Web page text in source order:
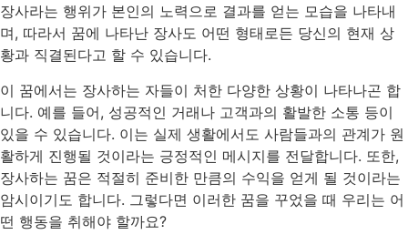
장사라는 행위가 본인의 노력으로 결과를 얻는 모습을 나타내
며, 따라서 꿈에 나타난 장사도 어떤 형태로든 당신의 현재 상
황과 직결된다고 할 수 있습니다.
이 꿈에서는 장사하는 자들이 처한 다양한 상황이 나타나곤 합
니다. 예를 들어, 성공적인 거래나 고객과의 활발한 소통 등이
있을 수 있습니다. 이는 실제 생활에서도 사람들과의 관계가 원
활하게 진행될 것이라는 긍정적인 메시지를 전달합니다. 또한,
장사하는 꿈은 적절히 준비한 만큼의 수익을 얻게 될 것이라는
암시이기도 합니다. 그렇다면 이러한 꿈을 꾸었을 때 우리는 어
떤 행동을 취해야 할까요?